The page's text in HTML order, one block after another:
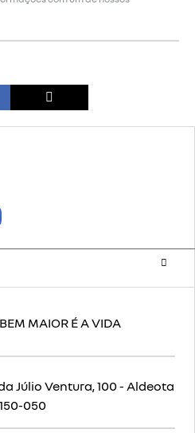
MAIOR É A VIDA
Júlio Ventura, 100 - Aldeota
050